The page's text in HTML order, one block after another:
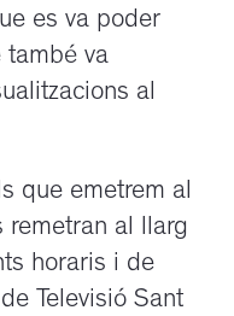
es va poder
també va
al
que emetrem al
remetran al llarg
horaris i de
Televisió Sant